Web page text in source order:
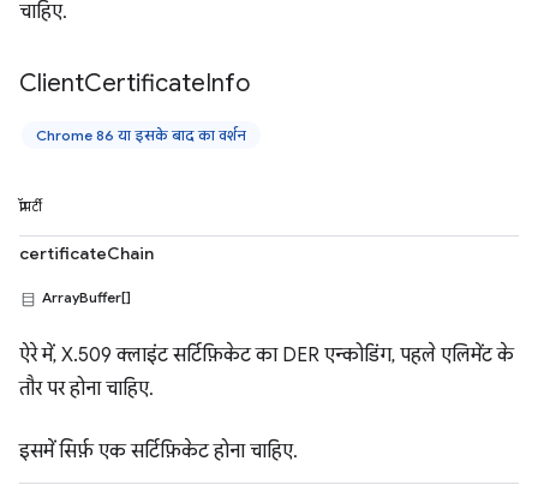
चाहिए.
ClientCertificateInfo
Chrome 86 या इसके बाद का वर्शन
प्रॉपर्टी
certificateChain
ArrayBuffer[]
ऐरे में, X.509 क्लाइंट सर्टिफ़िकेट का DER एन्कोडिंग, पहले एलिमेंट के
तौर पर होना चाहिए.
इसमें सिर्फ़ एक सर्टिफ़िकेट होना चाहिए.